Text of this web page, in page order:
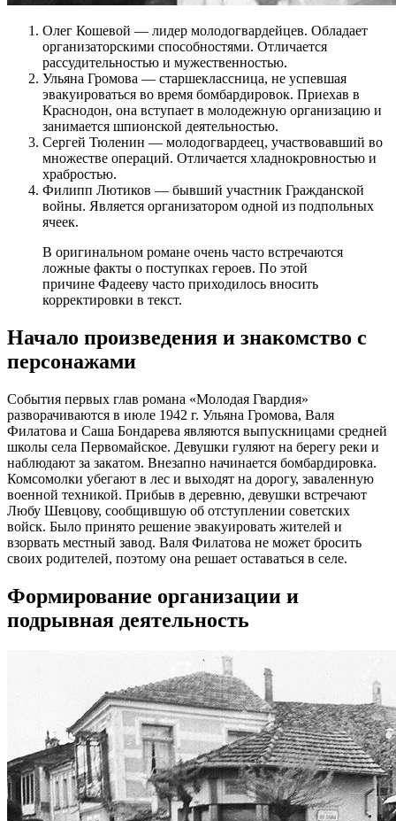
Олег Кошевой — лидер молодогвардейцев. Обладает
организаторскими способностями. Отличается
рассудительностью и мужественностью.
Ульяна Громова — старшеклассница, не успевшая
эвакуироваться во время бомбардировок. Приехав в
Краснодон, она вступает в молодежную организацию и
занимается шпионской деятельностью.
Сергей Тюленин — молодогвардеец, участвовавший во
множестве операций. Отличается хладнокровностью и
храбростью.
Филипп Лютиков — бывший участник Гражданской
войны. Является организатором одной из подпольных
ячеек.
В оригинальном романе очень часто встречаются
ложные факты о поступках героев. По этой
причине Фадееву часто приходилось вносить
корректировки в текст.
Начало произведения и знакомство с
персонажами
События первых глав романа «Молодая Гвардия»
разворачиваются в июле 1942 г. Ульяна Громова, Валя
Филатова и Саша Бондарева являются выпускницами средней
школы села Первомайское. Девушки гуляют на берегу реки и
наблюдают за закатом. Внезапно начинается бомбардировка.
Комсомолки убегают в лес и выходят на дорогу, заваленную
военной техникой. Прибыв в деревню, девушки встречают
Любу Шевцову, сообщившую об отступлении советских
войск. Было принято решение эвакуировать жителей и
взорвать местный завод. Валя Филатова не может бросить
своих родителей, поэтому она решает оставаться в селе.
Формирование организации и
подрывная деятельность